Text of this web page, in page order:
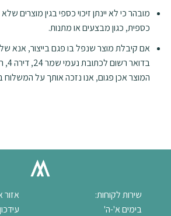
מובהר כי לא יינתן זיכוי כספי בגין מוצרים
כספית, כגון מבצעים או מתנות.
אם קיבלת מוצר שנפל בו פגם בייצור, אנא
המוצר אכן פגום, אנו נזכה אותך על
שירות לקוחות:
בימים א'-ה'
אזור